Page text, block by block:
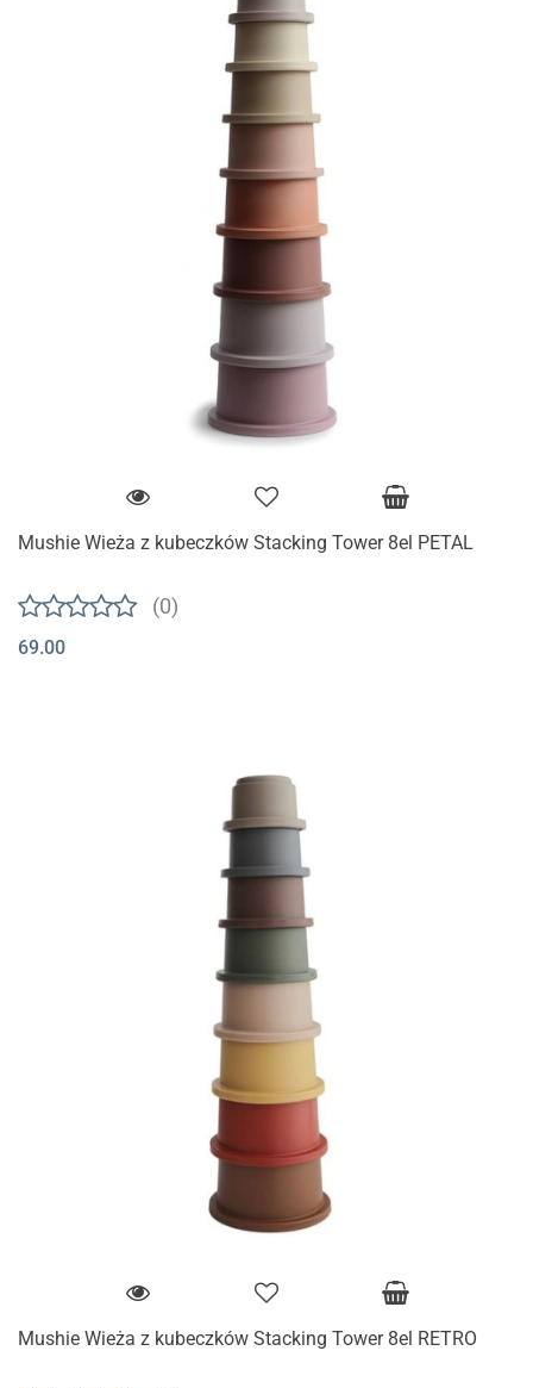
Mushie Wieża z kubeczków Stacking Tower 8el PETAL
(0)
69.00
Mushie Wieża z kubeczków Stacking Tower 8el RETRO